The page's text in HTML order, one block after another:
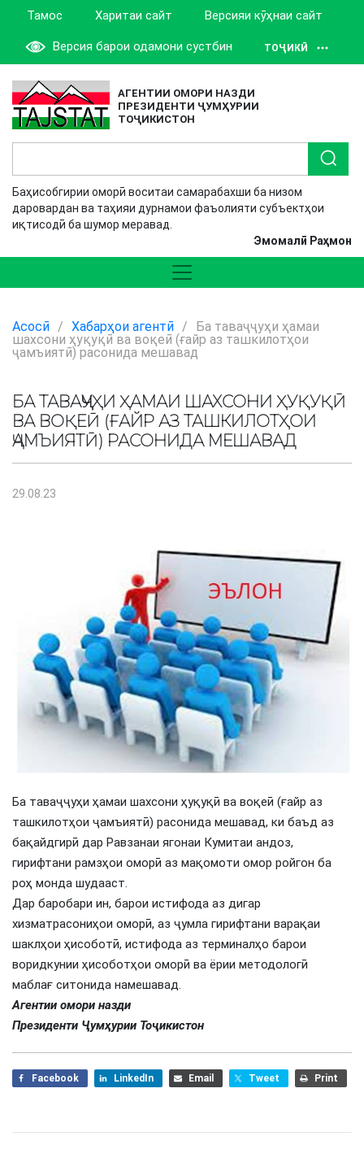
Тамос Харитаи сайт Версияи кӯҳнаи сайт
Версия барои одамони сустбин ТОҶИКӢ
АГЕНТИИ ОМОРИ НАЗДИ
ПРЕЗИДЕНТИ ҶУМҲУРИИ
ТОҶИКИСТОН
Баҳисобгирии оморӣ воситаи самарабахши ба низом
даровардан ва таҳияи дурнамои фаъолияти субъектҳои
иқтисодӣ ба шумор меравад.
Эмомалӣ Раҳмон
Асосӣ / Хабарҳои агентӣ /
Ба таваҷҷуҳи ҳамаи
шахсони ҳуқуқӣ ва воқеӣ (ғайр аз ташкилотҳои
ҷамъиятӣ) расонида мешавад
БА ТАВАҶҶУҲИ ҲАМАИ ШАХСОНИ ҲУҚУҚӢ
ВА ВОҚЕӢ (ҒАЙР АЗ ТАШКИЛОТҲОИ
ҶАМЪИЯТӢ) РАСОНИДА МЕШАВАД
29.08.23
Ба таваҷҷуҳи ҳамаи шахсони ҳуқуқӣ ва воқеӣ (ғайр аз
ташкилотҳои ҷамъиятӣ) расонида мешавад, ки баъд аз
бақайдгирӣ дар Равзанаи ягонаи Кумитаи андоз,
гирифтани рамзҳои оморӣ аз мақомоти омор ройгон ба
роҳ монда шудааст.
Дар баробари ин, барои истифода аз дигар
хизматрасониҳои оморӣ, аз ҷумла гирифтани варақаи
шаклҳои ҳисоботӣ, истифода аз терминалҳо барои
воридкунии ҳисоботҳои оморӣ ва ёрии методологӣ
маблағ ситонида намешавад.
Агентии омори назди
Президенти Ҷумҳурии Тоҷикистон
Facebook LinkedIn Email Tweet Print